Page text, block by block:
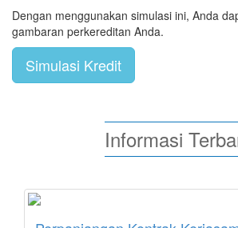
Dengan menggunakan simulasi ini, Anda
gambaran perkereditan Anda.
Simulasi Kredit
Informasi